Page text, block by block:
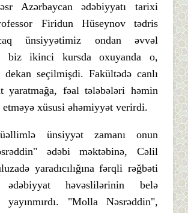
Azərbaycan ədəbiyyatı tarixi
Firidun Hüseynov tədris
ünsiyyətimiz ondan əvvəl
biz ikinci kursda oxuyanda o,
dekan seçilmişdi. Fakültədə canlı
yaratmağa, fəal tələbələri həmin
xüsusi əhəmiyyət verirdi.
ünsiyyət zamanı onun
ədəbi məktəbinə, Cəlil
yaradıcılığına fərqli rəğbəti
ədəbiyyat həvəslilərinin belə
yayınmırdı. "Molla Nəsrəddin",